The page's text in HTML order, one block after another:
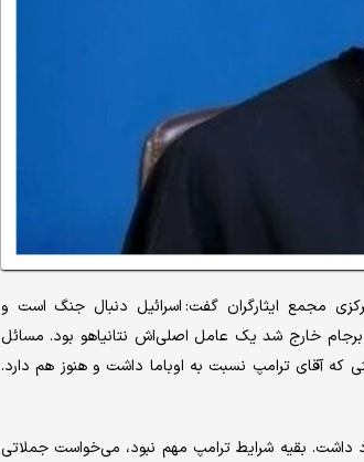
مجمع ایثارگران گفت: اسرائیل دنبال جنگ است و
این جنگ، کمااینکه در سال ۹۷ که آقای ترامپ از برجام خارج شد یک عامل اصلی‌اش نتانیاهو بود. مسائل
که آقای ترامپ نسبت به اوباما داشت و هنوز هم دارد.
بقیه شرایط ترامپ مهم نبود، می‌خواست جملاتی